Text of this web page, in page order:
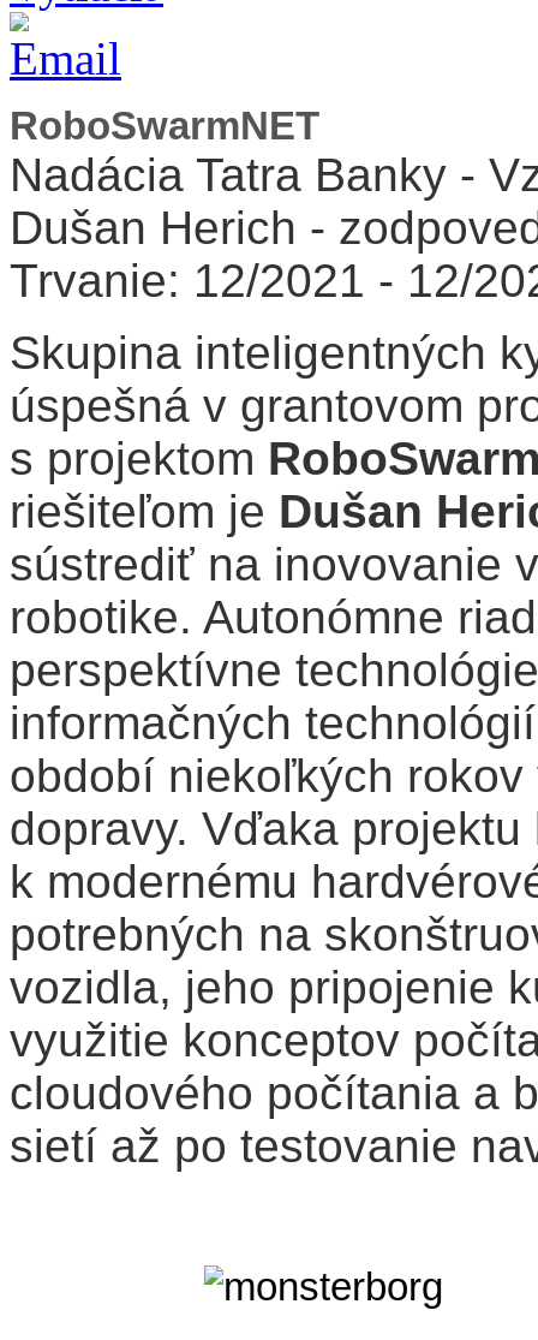
RoboSwarmNET
Nadácia Tatra Banky -
Dušan Herich -
Trvanie: 12/2021 - 12/
Skupina inteligentných
úspešná v grantovom
s projektom
riešiteľom je Dušan
sústrediť na inovovanie
robotike. Autonómne
perspektívne
informačných
období niekoľkých
dopravy. Vďaka
k modernému
potrebných na
vozidla, jeho pripojenie
využitie konceptov
cloudového počítania a
sietí až po testovanie